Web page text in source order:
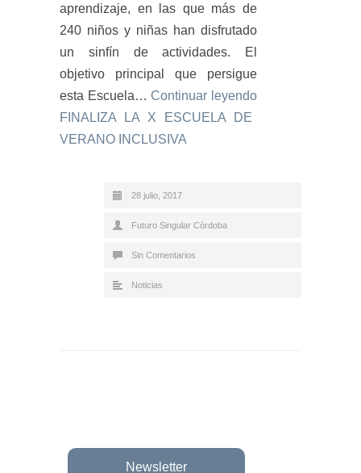
aprendizaje, en las que más de
240 niños y niñas han disfrutado
un sinfín de actividades. El
objetivo principal que persigue
esta Escuela…Continuar leyendo
FINALIZA LA X ESCUELA DE
VERANO INCLUSIVA
28 julio, 2017
Futuro Singular Córdoba
Sin Comentarios
Noticias
Newsletter